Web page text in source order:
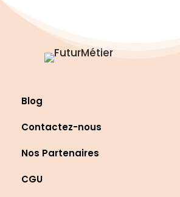
Blog
Contactez-nous
Nos Partenaires
CGU